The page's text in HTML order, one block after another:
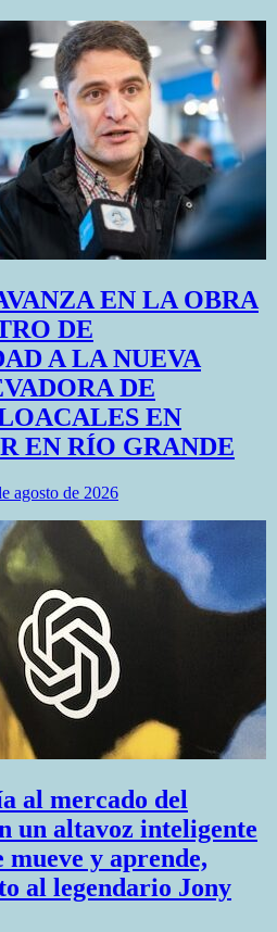
EN LA OBRA
DE
A LA NUEVA
DE
EN
EN RÍO GRANDE
agosto de 2026
al mercado del
un altavoz inteligente
mueve y aprende,
al legendario Jony